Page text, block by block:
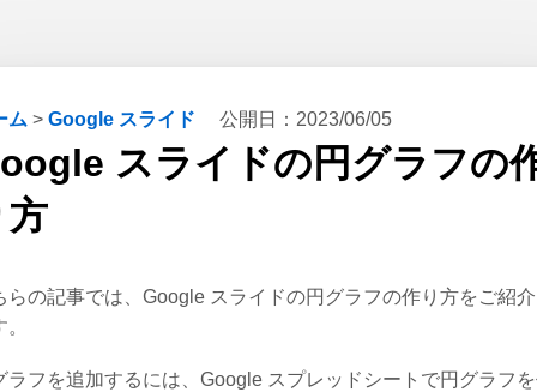
ム > Google スライド 公開日： 2023/06/05
スライドの円グラフの
方
らの記事では、Google スライドの円グラフの作り方をご紹
ラフを追加するには、Google スプレッドシートで円グラフ